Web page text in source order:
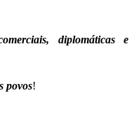
diplomáticas e
povos!